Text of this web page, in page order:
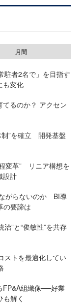
月間
駐者2名で」を目指す
も変化
るのか？ アクセン
制”を確立 開発基盤
変革” リニア構想を
設計
がらないのか BI導
要諦は
”と“俊敏性”を共存
ストを最適化してい
FP&A組織像──好業
解く